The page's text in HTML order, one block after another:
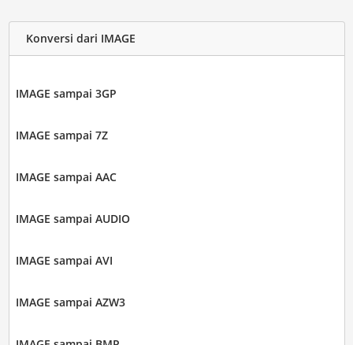
Konversi dari IMAGE
IMAGE sampai 3GP
IMAGE sampai 7Z
IMAGE sampai AAC
IMAGE sampai AUDIO
IMAGE sampai AVI
IMAGE sampai AZW3